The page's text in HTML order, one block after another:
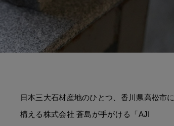
日本三大石材産地のひとつ、香川県高松市
構える株式会社 蒼島が手がける「AJI